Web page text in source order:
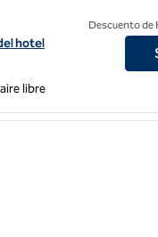
hotel Hilton Garden Inn
hotel
Descuento de
libre